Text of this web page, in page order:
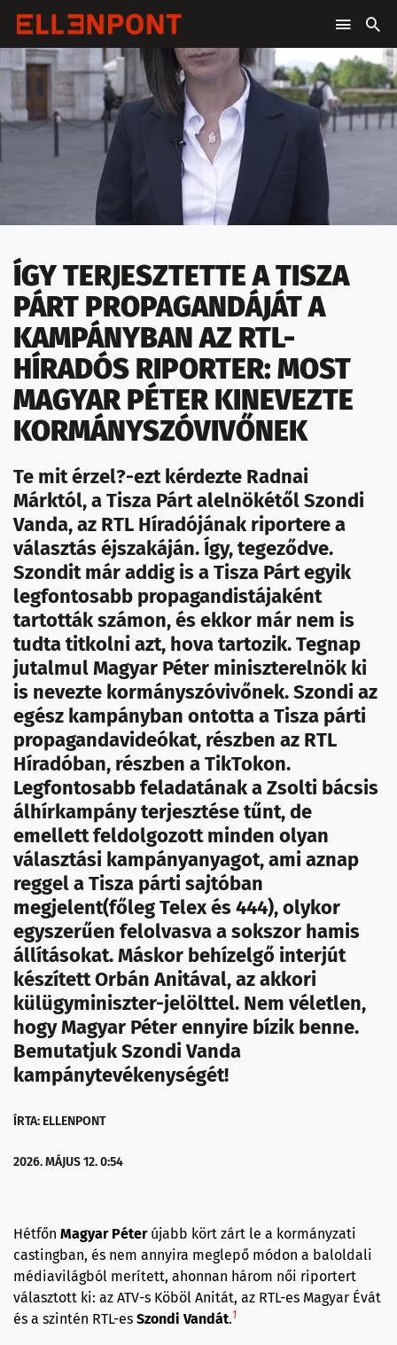
ÍGY TERJESZTETTE A TISZA
PÁRT PROPAGANDÁJÁT A
KAMPÁNYBAN AZ RTL-
HÍRADÓS RIPORTER: MOST
MAGYAR PÉTER KINEVEZTE
KORMÁNYSZÓVIVŐNEK
Te mit érzel?-ezt kérdezte Radnai
Márktól, a Tisza Párt alelnökétől Szondi
Vanda, az RTL Híradójának riportere a
választás éjszakáján. Így, tegeződve.
Szondit már addig is a Tisza Párt egyik
legfontosabb propagandistájaként
tartották számon, és ekkor már nem is
tudta titkolni azt, hova tartozik. Tegnap
jutalmul Magyar Péter miniszterelnök ki
is nevezte kormányszóvivőnek. Szondi az
egész kampányban ontotta a Tisza párti
propagandavideókat, részben az RTL
Híradóban, részben a TikTokon.
Legfontosabb feladatának a Zsolti bácsis
álhírkampány terjesztése tűnt, de
emellett feldolgozott minden olyan
választási kampányanyagot, ami aznap
reggel a Tisza párti sajtóban
megjelent(főleg Telex és 444), olykor
egyszerűen felolvasva a sokszor hamis
állításokat. Máskor behízelgő interjút
készített Orbán Anitával, az akkori
külügyminiszter-jelölttel. Nem véletlen,
hogy Magyar Péter ennyire bízik benne.
Bemutatjuk Szondi Vanda
kampánytevékenységét!
ÍRTA: ELLENPONT
2026. MÁJUS 12. 0:54
Hétfőn Magyar Péter újabb kört zárt le a kormányzati
castingban, és nem annyira meglepő módon a baloldali
médiavilágból merített, ahonnan három női riportert
választott ki: az ATV-s Köböl Anitát, az RTL-es Magyar Évát
és a szintén RTL-es Szondi Vandát.1